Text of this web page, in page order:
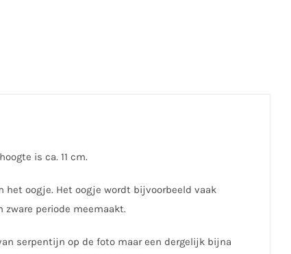
is ca. 11 cm.
oogje. Het oogje wordt bijvoorbeeld vaak
zware periode meemaakt.
serpentijn op de foto maar een dergelijk bijna